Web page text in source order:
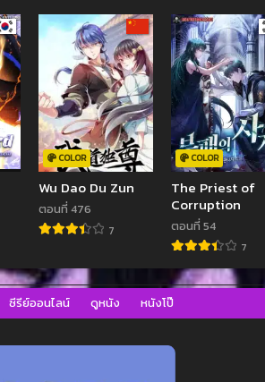
COLOR
Wu Dao Du Zun
ตอนที่ 476
7
COLOR
The Priest of
Corruption
ตอนที่ 54
7
ซีรีย์ออนไลน์ ดูหนัง หนังโป๊